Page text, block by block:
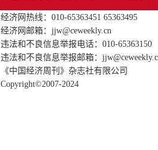
经济网热线：010-65363451 65363495
经济网邮箱：jjw@ceweekly.cn
违法和不良信息举报电话：010-65363150
违法和不良信息举报邮箱：
《中国经济周刊》杂志社有限公司
Copyright©2007-2024